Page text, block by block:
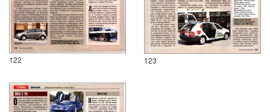
122 123